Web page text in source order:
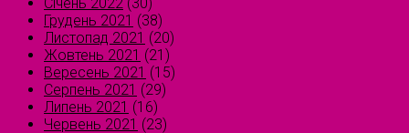
Грудень 2021 (38)
Листопад 2021 (20)
Жовтень 2021 (21)
Вересень 2021 (15)
Серпень 2021 (29)
Липень 2021 (16)
Червень 2021 (23)